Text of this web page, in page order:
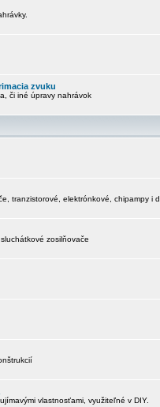
zvuku
či iné úpravy nahrávok
tranzistorové, elektrónkové, chipampy i
zosilňovače
vlastnosťami, využiteľné v DIY.